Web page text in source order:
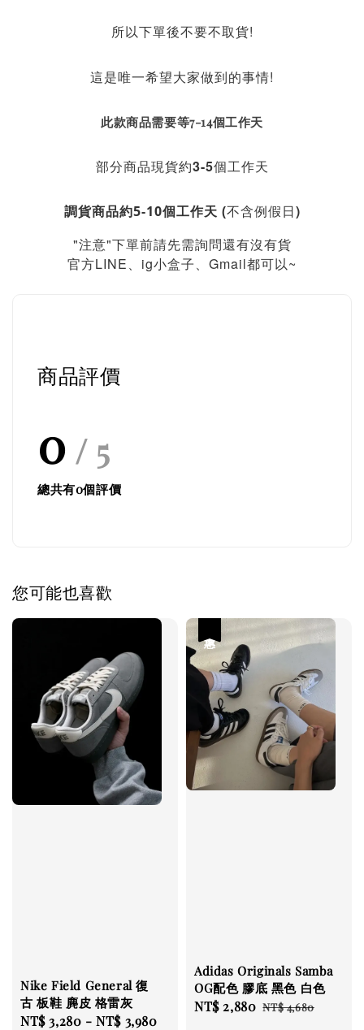
所以下單後不要不取貨!
這是唯一希望大家做到的事情!
此款商品需要等7-14個工作天
部分商品現貨約3-5個工作天
調貨商品約5-10個工作天 (不含例假日)
"注意"下單前請先需詢問還有沒有貨
官方LINE、ig小盒子、Gmail都可以~
商品評價
0 / 5
總共有0個評價
您可能也喜歡
Nike Field General 復
古 板鞋 麂皮 格雷灰
Regular
NT$ 3,280 -NT$ 3,980
Adidas Originals Samba
OG配色 膠底 黑色 白色
Sale
NT$ 2,880 Regular
NT$ 4,680